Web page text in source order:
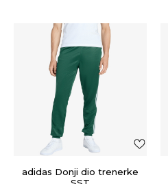
adidas Donji dio trenerke